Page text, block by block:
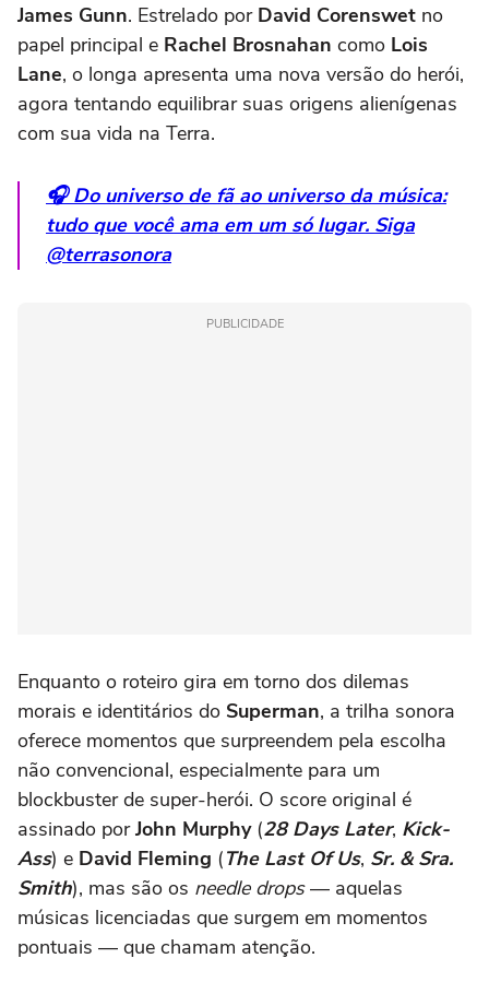
James Gunn. Estrelado por David Corenswet no
papel principal e Rachel Brosnahan como Lois
Lane, o longa apresenta uma nova versão do herói,
agora tentando equilibrar suas origens alienígenas
com sua vida na Terra.
🎧 Do universo de fã ao universo da música:
tudo que você ama em um só lugar. Siga
@terrasonora
PUBLICIDADE
Enquanto o roteiro gira em torno dos dilemas
morais e identitários do Superman, a trilha sonora
oferece momentos que surpreendem pela escolha
não convencional, especialmente para um
blockbuster de super-herói. O score original é
assinado porJohn Murphy(28 Days Later, Kick-
Ass) e David Fleming (The Last Of Us, Sr. & Sra.
Smith), mas são os needle drops— aquelas
músicas licenciadas que surgem em momentos
pontuais — que chamam atenção.